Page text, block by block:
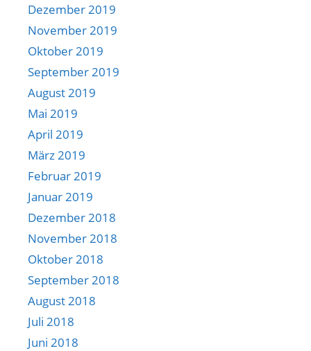
Dezember 2019
November 2019
Oktober 2019
September 2019
August 2019
Mai 2019
April 2019
März 2019
Februar 2019
Januar 2019
Dezember 2018
November 2018
Oktober 2018
September 2018
August 2018
Juli 2018
Juni 2018